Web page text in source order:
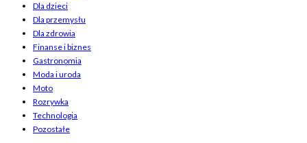
Dla dzieci
Dla przemysłu
Dla zdrowia
Finanse i biznes
Gastronomia
Moda i uroda
Moto
Rozrywka
Technologia
Pozostałe